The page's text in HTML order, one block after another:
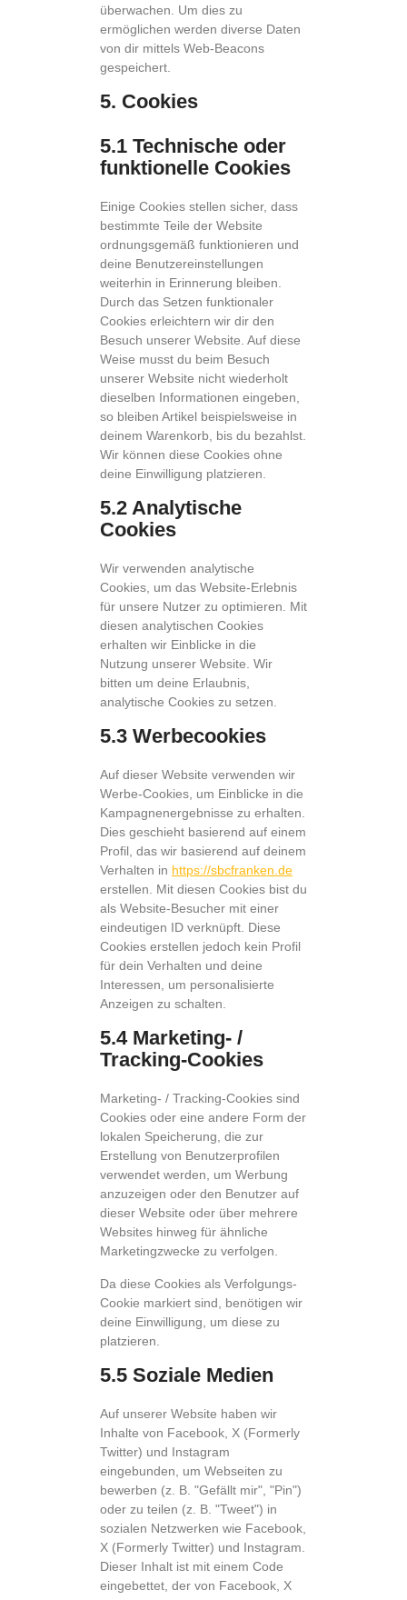
überwachen. Um dies zu
ermöglichen werden diverse Daten
von dir mittels Web-Beacons
gespeichert.
5. Cookies
5.1 Technische oder
funktionelle Cookies
Einige Cookies stellen sicher, dass
bestimmte Teile der Website
ordnungsgemäß funktionieren und
deine Benutzereinstellungen
weiterhin in Erinnerung bleiben.
Durch das Setzen funktionaler
Cookies erleichtern wir dir den
Besuch unserer Website. Auf diese
Weise musst du beim Besuch
unserer Website nicht wiederholt
dieselben Informationen eingeben,
so bleiben Artikel beispielsweise in
deinem Warenkorb, bis du bezahlst.
Wir können diese Cookies ohne
deine Einwilligung platzieren.
5.2 Analytische
Cookies
Wir verwenden analytische
Cookies, um das Website-Erlebnis
für unsere Nutzer zu optimieren. Mit
diesen analytischen Cookies
erhalten wir Einblicke in die
Nutzung unserer Website. Wir
bitten um deine Erlaubnis,
analytische Cookies zu setzen.
5.3 Werbecookies
Auf dieser Website verwenden wir
Werbe-Cookies, um Einblicke in die
Kampagnenergebnisse zu erhalten.
Dies geschieht basierend auf einem
Profil, das wir basierend auf deinem
Verhalten in https://sbcfranken.de
erstellen. Mit diesen Cookies bist du
als Website-Besucher mit einer
eindeutigen ID verknüpft. Diese
Cookies erstellen jedoch kein Profil
für dein Verhalten und deine
Interessen, um personalisierte
Anzeigen zu schalten.
5.4 Marketing- /
Tracking-Cookies
Marketing- / Tracking-Cookies sind
Cookies oder eine andere Form der
lokalen Speicherung, die zur
Erstellung von Benutzerprofilen
verwendet werden, um Werbung
anzuzeigen oder den Benutzer auf
dieser Website oder über mehrere
Websites hinweg für ähnliche
Marketingzwecke zu verfolgen.
Da diese Cookies als Verfolgungs-
Cookie markiert sind, benötigen wir
deine Einwilligung, um diese zu
platzieren.
5.5 Soziale Medien
Auf unserer Website haben wir
Inhalte von Facebook, X (Formerly
Twitter) und Instagram
eingebunden, um Webseiten zu
bewerben (z. B. "Gefällt mir", "Pin")
oder zu teilen (z. B. "Tweet") in
sozialen Netzwerken wie Facebook,
X (Formerly Twitter) und Instagram.
Dieser Inhalt ist mit einem Code
eingebettet, der von Facebook, X